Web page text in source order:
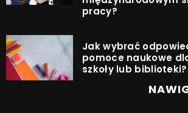
pracy?
Jak wybrać
pomoce naukowe
szkoły lub biblioteki?